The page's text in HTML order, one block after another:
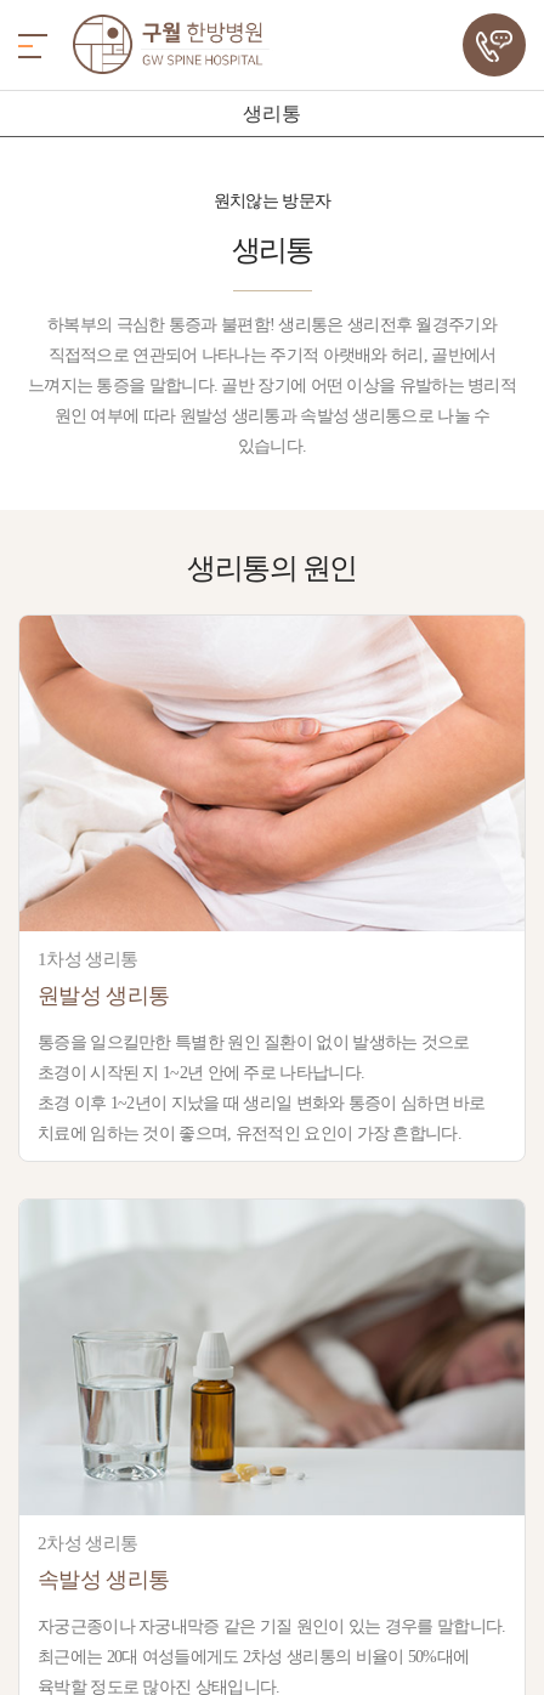
생리통
원치않는 방문자
생리통
하복부의 극심한 통증과 불편함! 생리통은 생리전후 월경주기와
직접적으로 연관되어 나타나는 주기적 아랫배와 허리, 골반에서
느껴지는 통증을 말합니다. 골반 장기에 어떤 이상을 유발하는 병리적
원인 여부에 따라 원발성 생리통과 속발성 생리통으로 나눌 수
있습니다.
생리통의 원인
1차성 생리통
원발성 생리통
통증을 일으킬만한 특별한 원인 질환이 없이 발생하는 것으로
초경이 시작된 지 1~2년 안에 주로 나타납니다.
초경 이후 1~2년이 지났을 때 생리일 변화와 통증이 심하면 바로
치료에 임하는 것이 좋으며, 유전적인 요인이 가장 흔합니다.
2차성 생리통
속발성 생리통
자궁근종이나 자궁내막증 같은 기질 원인이 있는 경우를 말합니다.
최근에는 20대 여성들에게도 2차성 생리통의 비율이 50%대에
육박할 정도로 많아진 상태입니다.